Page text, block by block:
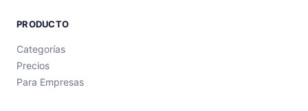
PRODUCTO
Categorías
Precios
Para Empresas